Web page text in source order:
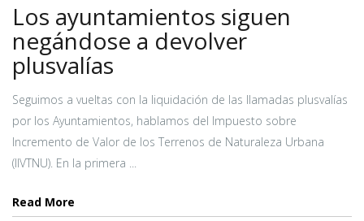
Los ayuntamientos siguen
negándose a devolver
plusvalías
Seguimos a vueltas con la liquidación de las llamadas plusvalías
por los Ayuntamientos, hablamos del Impuesto sobre
Incremento de Valor de los Terrenos de Naturaleza Urbana
(IIVTNU). En la primera ...
Read More